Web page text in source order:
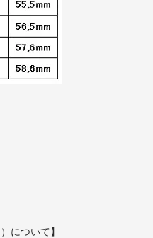
について】